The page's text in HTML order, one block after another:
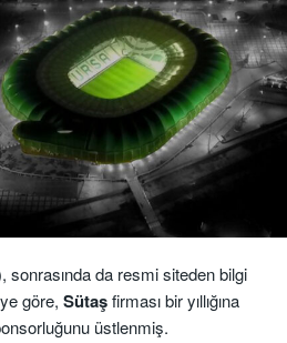
sonrasında da resmi siteden bilgi
göre, Sütaşfirması bir yıllığına
üstlenmiş.